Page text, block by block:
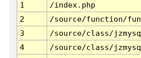
1
/index.php
2
/source/function/
3
/source/class/
4
/source/class/